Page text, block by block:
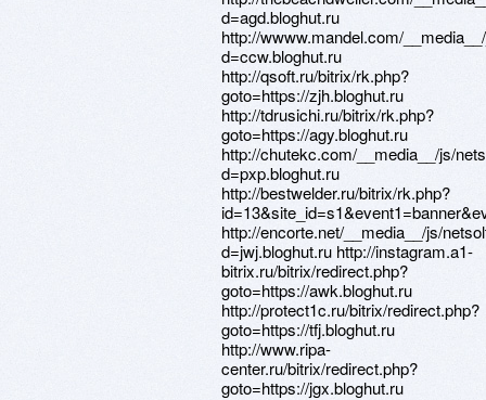
d=agd.bloghut.ru
http://wwww.mandel.com/
d=ccw.bloghut.ru
http://qsoft.ru/bitrix/rk.php?
goto=https://zjh.bloghut.ru
http://tdrusichi.ru/bitrix/rk.php?
goto=https://agy.bloghut.ru
http://chutekc.com/__media__/js/
d=pxp.bloghut.ru
http://bestwelder.ru/bitrix/rk.php?
http://encorte.net/__media__/js/
d=jwj.bloghut.ru http://instagram.a1-
bitrix.ru/bitrix/redirect.php?
goto=https://awk.bloghut.ru
http://protect1c.ru/bitrix/redirect.php?
goto=https://tfj.bloghut.ru
http://www.ripa-
center.ru/bitrix/redirect.php?
goto=https://jgx.bloghut.ru